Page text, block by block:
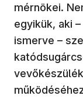
mérnökei.
egyikük, aki
ismerve –